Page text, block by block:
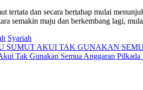
tertata dan secara bertahap mulai
semakin maju dan berkembang lagi,
Syariah
Tak Gunakan Semua Anggaran Pilkada